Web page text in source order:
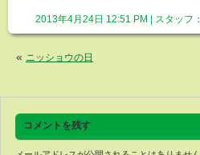
2013年4月24日 12:51 PM | スタッフ：
« ニッショウの日
コメントを残す